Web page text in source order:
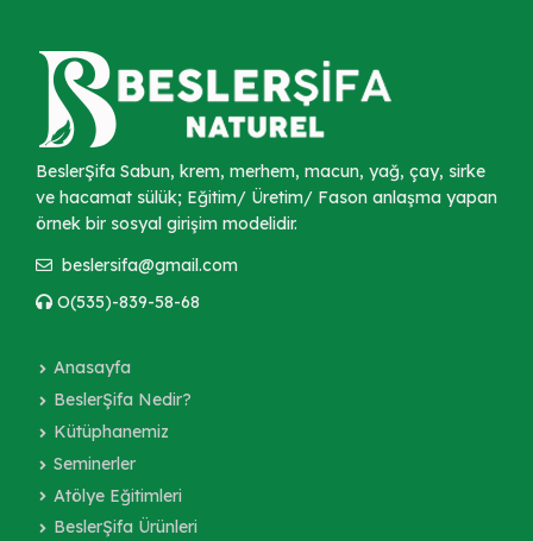
BeslerŞifa Sabun, krem, merhem, macun, yağ, çay, sirke
ve hacamat sülük; Eğitim/ Üretim/ Fason anlaşma yapan
örnek bir sosyal girişim modelidir.
beslersifa@gmail.com
O(535)-839-58-68
Anasayfa
BeslerŞifa Nedir?
Kütüphanemiz
Seminerler
Atölye Eğitimleri
BeslerŞifa Ürünleri